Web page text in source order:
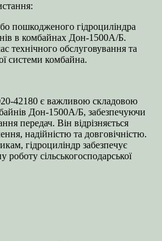
пошкодженого гідроциліндра
в комбайнах Дон-1500А/Б.
технічного обслуговування та
системи комбайна.
42180 є важливою складовою
Дон-1500А/Б, забезпечуючи
передач. Він відрізняється
надійністю та довговічністю.
гідроциліндр забезпечує
роботу сільськогосподарської